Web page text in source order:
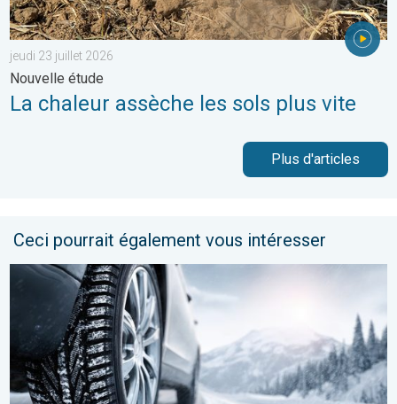
jeudi 23 juillet 2026
Nouvelle étude
La chaleur assèche les sols plus vite
Plus d'articles
Ceci pourrait également vous intéresser
Chutes de neige attendues ce jeudi. Épisode hivernal. . .